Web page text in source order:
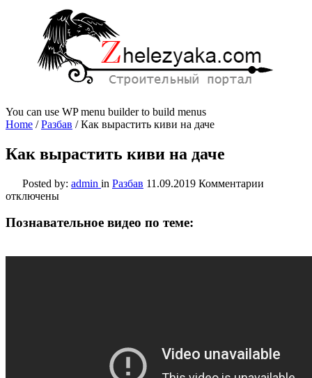
You can use WP menu builder to build menus
Home /Разбав /Как вырастить киви на даче
Как вырастить киви на даче
Posted by: admin in Разбав 11.09.2019 Комментарии
даче
отключены
Познавательное видео по теме: